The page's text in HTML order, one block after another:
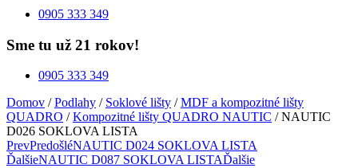
0905 333 349
Sme tu už 21 rokov!
0905 333 349
Domov /Podlahy / Soklové lišty /MDF a kompozitné lišty
QUADRO /Kompozitné lišty QUADRO NAUTIC / NAUTIC
D026 SOKLOVA LISTA
PrevPredošléNAUTIC D024 SOKLOVA LISTA
ĎalšieNAUTIC D087 SOKLOVA LISTAĎalšie